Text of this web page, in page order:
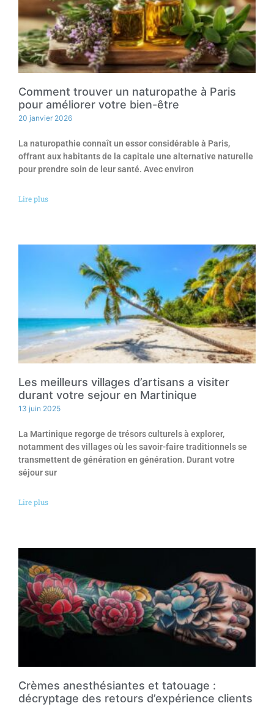
Comment trouver un naturopathe à Paris
pour améliorer votre bien-être
20 janvier 2026
La naturopathie connaît un essor considérable à Paris,
offrant aux habitants de la capitale une alternative naturelle
pour prendre soin de leur santé. Avec environ
Lire plus
Les meilleurs villages d’artisans a visiter
durant votre sejour en Martinique
13 juin 2025
La Martinique regorge de trésors culturels à explorer,
notamment des villages où les savoir-faire traditionnels se
transmettent de génération en génération. Durant votre
séjour sur
Lire plus
Crèmes anesthésiantes et tatouage :
décryptage des retours d’expérience clients